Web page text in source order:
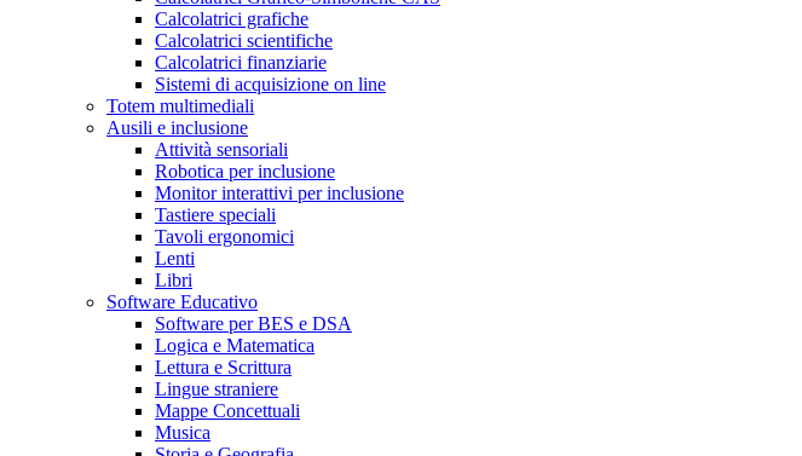
Calcolatrici grafiche
Calcolatrici scientifiche
Calcolatrici finanziarie
Sistemi di acquisizione on line
Totem multimediali
Ausili e inclusione
Attività sensoriali
Robotica per inclusione
Monitor interattivi per inclusione
Tastiere speciali
Tavoli ergonomici
Lenti
Libri
Software Educativo
Software per BES e DSA
Logica e Matematica
Lettura e Scrittura
Lingue straniere
Mappe Concettuali
Musica